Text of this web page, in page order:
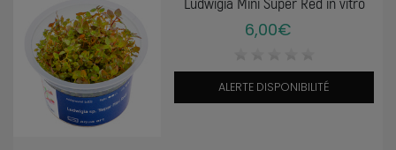
6,00€
ALERTE DISPONIBILITÉ